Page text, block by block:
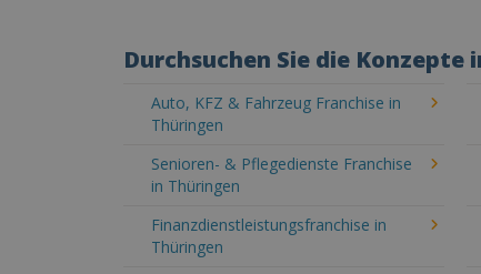
Durchsuchen Sie die Konzepte
Auto, KFZ & Fahrzeug Franchise in
Thüringen
Senioren- & Pflegedienste Franchise
in Thüringen
Finanzdienstleistungsfranchise in
Thüringen